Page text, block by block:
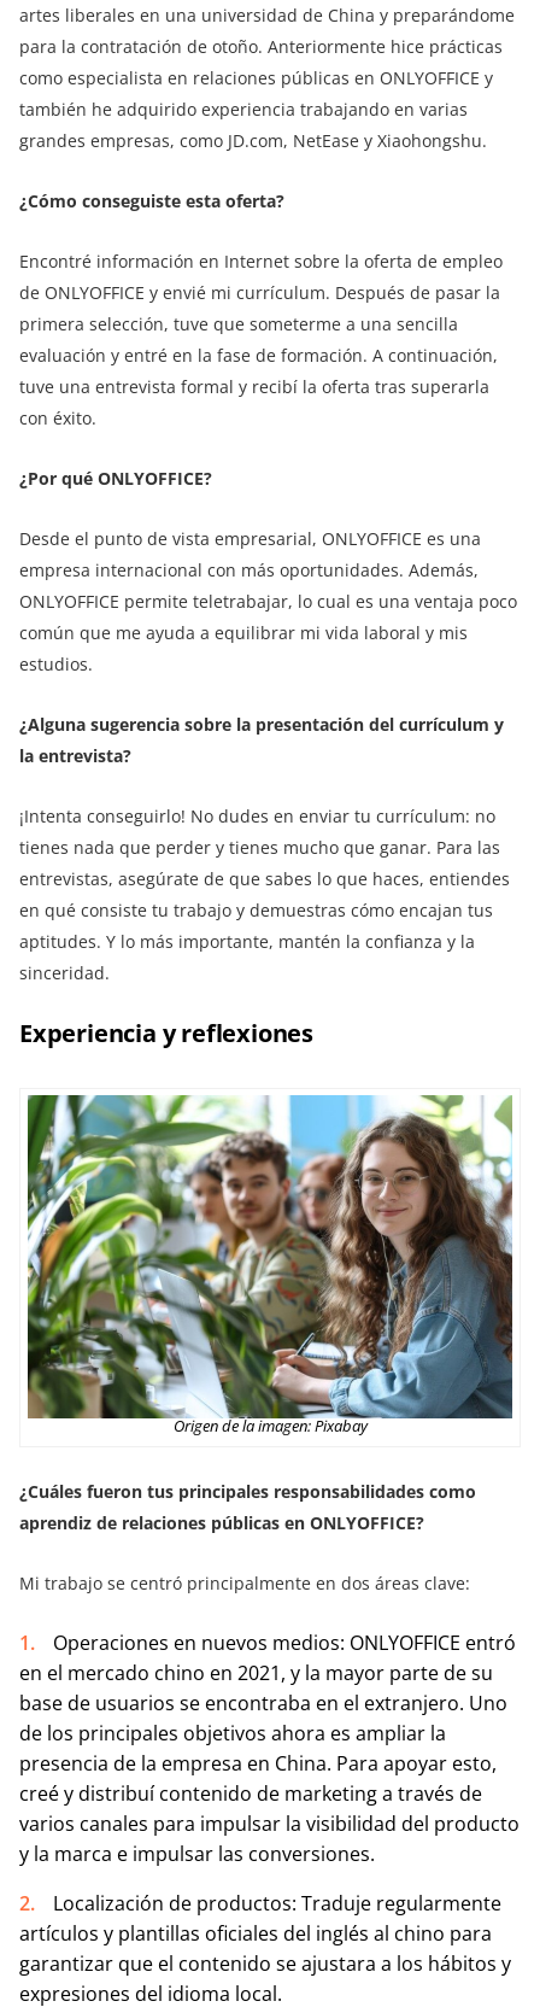
artes liberales en una universidad de China y preparándome
para la contratación de otoño. Anteriormente hice prácticas
como especialista en relaciones públicas en ONLYOFFICE y
también he adquirido experiencia trabajando en varias
grandes empresas, como JD.com, NetEase y Xiaohongshu.
¿Cómo conseguiste esta oferta?
Encontré información en Internet sobre la oferta de empleo
de ONLYOFFICE y envié mi currículum. Después de pasar la
primera selección, tuve que someterme a una sencilla
evaluación y entré en la fase de formación. A continuación,
tuve una entrevista formal y recibí la oferta tras superarla
con éxito.
¿Por qué ONLYOFFICE?
Desde el punto de vista empresarial, ONLYOFFICE es una
empresa internacional con más oportunidades. Además,
ONLYOFFICE permite teletrabajar, lo cual es una ventaja poco
común que me ayuda a equilibrar mi vida laboral y mis
estudios.
¿Alguna sugerencia sobre la presentación del currículum y
la entrevista?
¡Intenta conseguirlo! No dudes en enviar tu currículum: no
tienes nada que perder y tienes mucho que ganar. Para las
entrevistas, asegúrate de que sabes lo que haces, entiendes
en qué consiste tu trabajo y demuestras cómo encajan tus
aptitudes. Y lo más importante, mantén la confianza y la
sinceridad.
Experiencia y reflexiones
Origen de la imagen: Pixabay
¿Cuáles fueron tus principales responsabilidades como
aprendiz de relaciones públicas en ONLYOFFICE?
Mi trabajo se centró principalmente en dos áreas clave:
Operaciones en nuevos medios: ONLYOFFICE entró
en el mercado chino en 2021, y la mayor parte de su
base de usuarios se encontraba en el extranjero. Uno
de los principales objetivos ahora es ampliar la
presencia de la empresa en China. Para apoyar esto,
creé y distribuí contenido de marketing a través de
varios canales para impulsar la visibilidad del producto
y la marca e impulsar las conversiones.
Localización de productos: Traduje regularmente
artículos y plantillas oficiales del inglés al chino para
garantizar que el contenido se ajustara a los hábitos y
expresiones del idioma local.